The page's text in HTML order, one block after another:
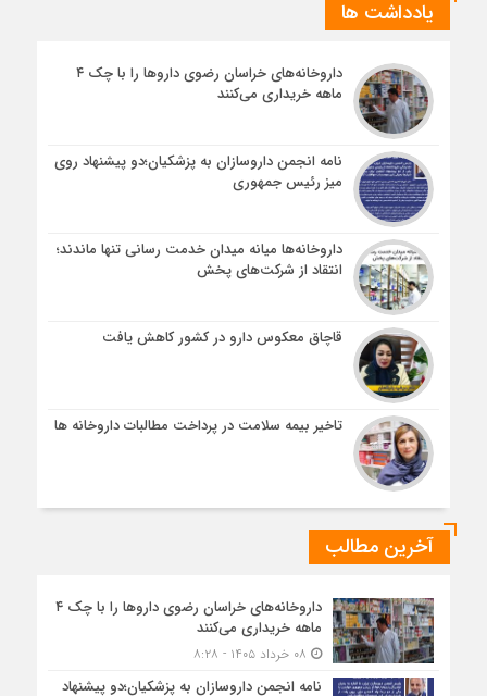
یادداشت ها
داروخانه‌های خراسان رضوی داروها را با چک ۴
ماهه خریداری می‌کنند
نامه انجمن داروسازان به پزشکیان؛دو پیشنهاد روی
میز رئیس جمهوری
داروخانه‌ها میانه میدان خدمت رسانی تنها ماندند؛
انتقاد از شرکت‌های پخش
قاچاق معکوس دارو در کشور کاهش یافت
تاخیر بیمه سلامت در پرداخت مطالبات داروخانه ها
آخرین مطالب
داروخانه‌های خراسان رضوی داروها را با چک ۴
ماهه خریداری می‌کنند
نامه انجمن داروسازان به پزشکیان؛دو پیشنهاد